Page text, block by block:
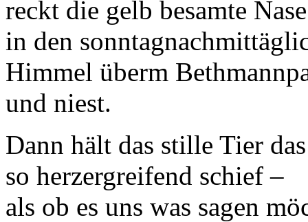
reckt die gelb besamte
in den
Himmel überm
und niest.
Dann hält das stille Tier
so herzergreifend schief –
als ob es uns was sagen